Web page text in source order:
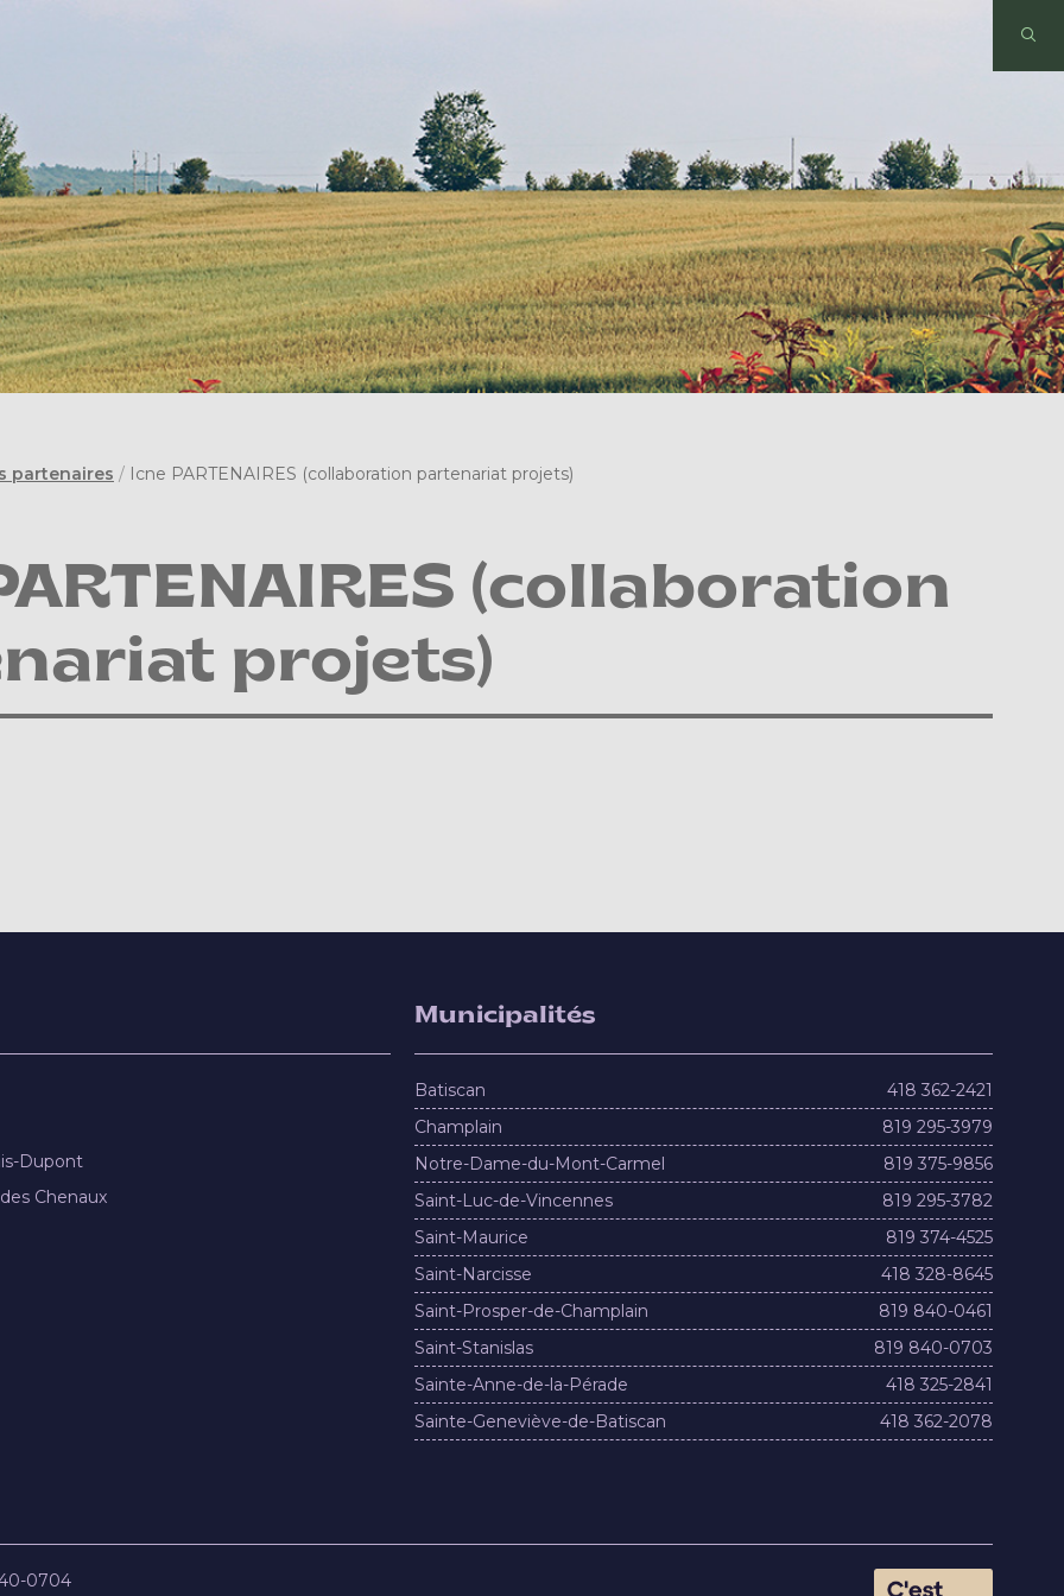
partenaires / Icne PARTENAIRES (collaboration partenariat projets)
(collaboration
projets)
Dupont
Chenaux
Municipalités
Batiscan
418 362-2421
Champlain
819 295-3979
Notre-Dame-du-Mont-Carmel
819 375-9856
Saint-Luc-de-Vincennes
819 295-3782
Saint-Maurice
819 374-4525
Saint-Narcisse
418 328-8645
Saint-Prosper-de-Champlain
819 840-0461
Saint-Stanislas
819 840-0703
Sainte-Anne-de-la-Pérade
418 325-2841
Sainte-Geneviève-de-Batiscan
418 362-2078
0704